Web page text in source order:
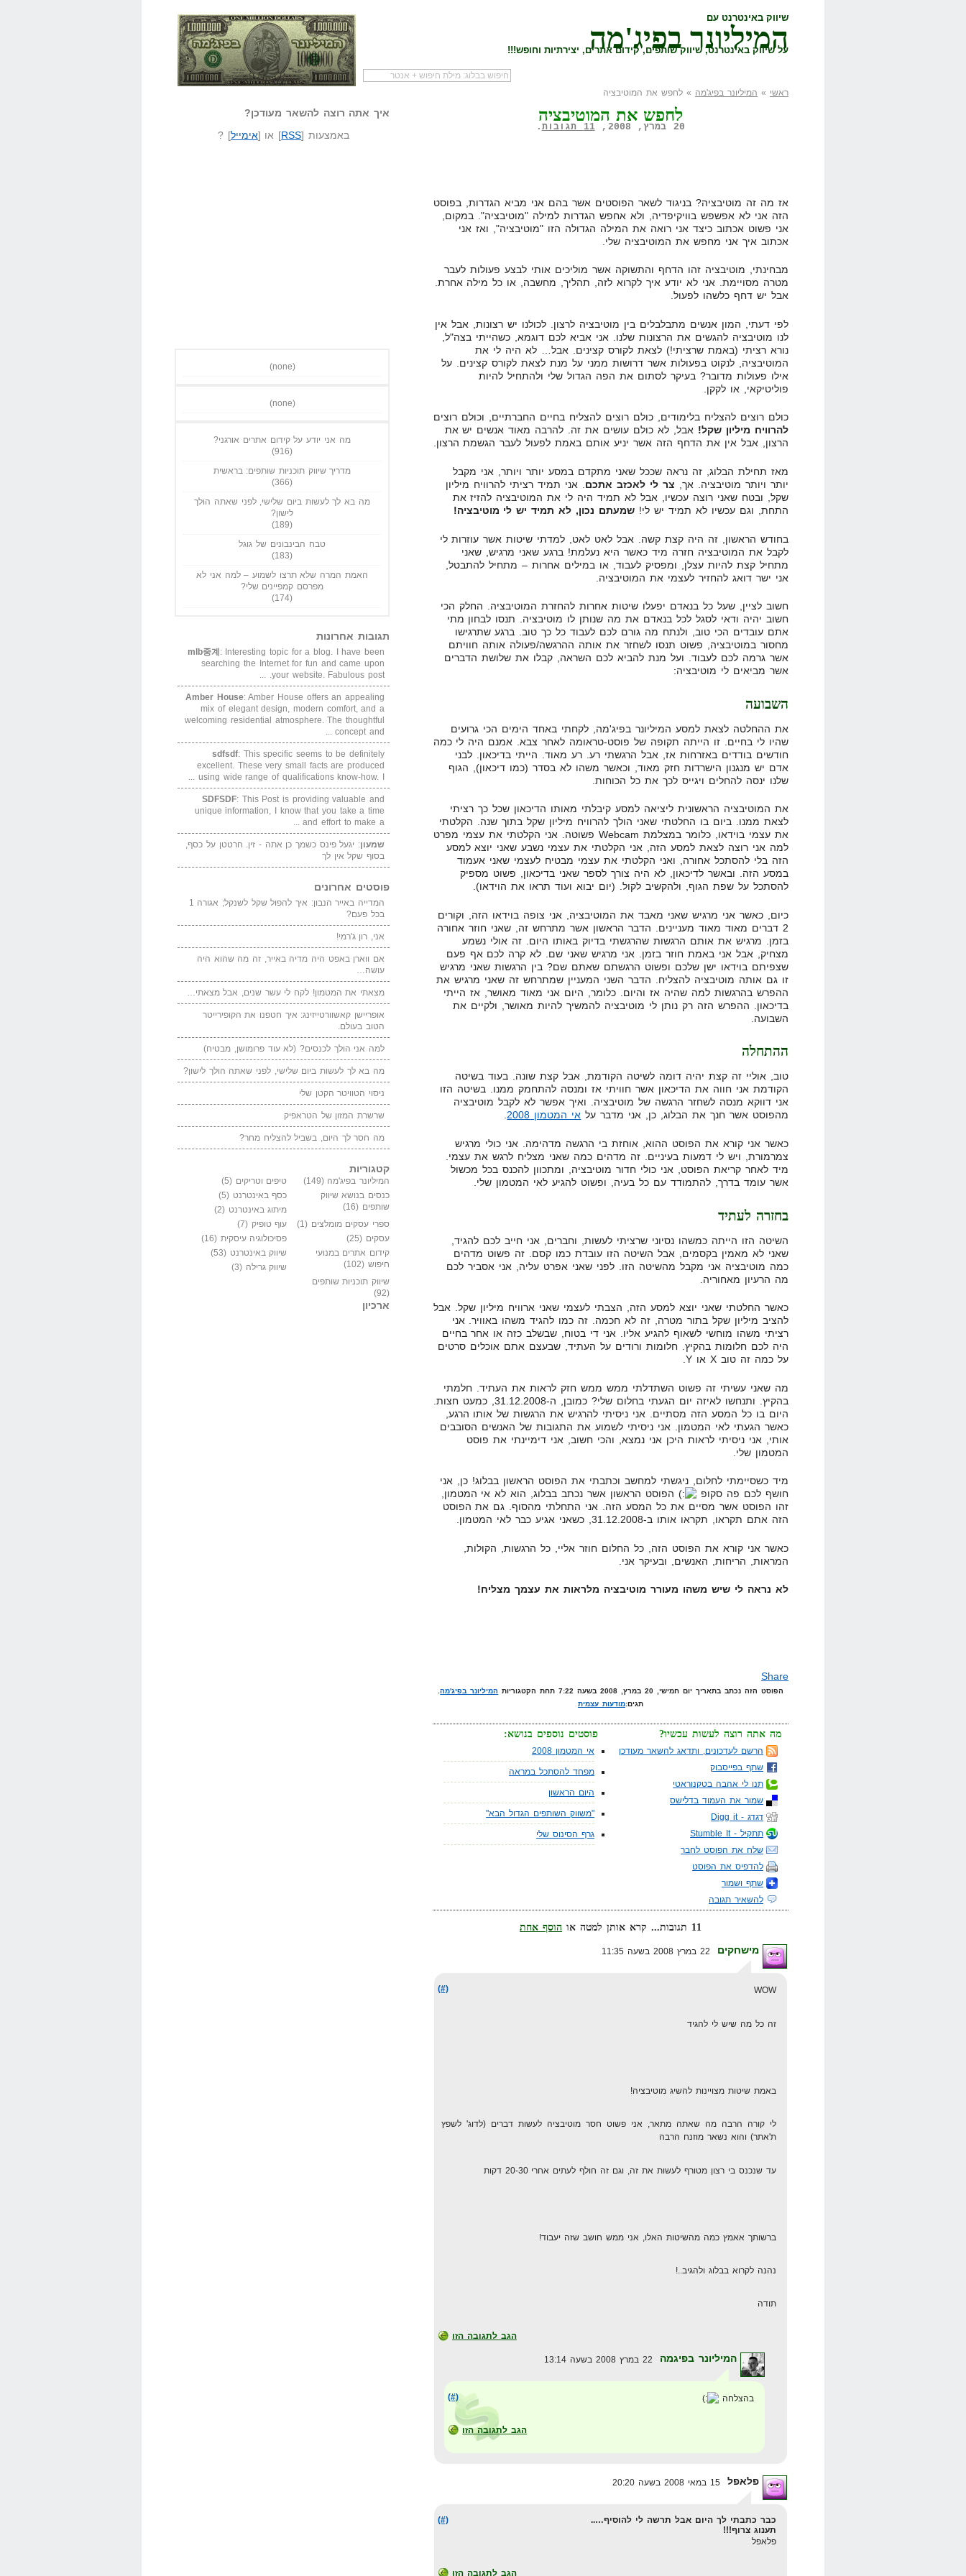
שיווק באינטרנט עם
המיליונר בפיג'מה
על שיווק באינטרנט, שיווק שותפים, קידום אתרים, יצירתיות וחופש!!!
שאל שאלה המיליונר בפיג'מה שיווק שותפים
ראשי » המיליונר בפיג'מה » לחפש את המוטיבציה
לחפש את המוטיבציה
20 במרץ, 2008, 11 תגובות .
אז מה זה מוטיבציה? בניגוד לשאר הפוסטים אשר בהם אני מביא הגדרות, בפוסט
הזה אני לא אפשפש בוויקיפדיה, ולא אחפש הגדרות למילה "מוטיבציה". במקום,
אני פשוט אכתוב כיצד אני רואה את המילה הגדולה הזו "מוטיבציה", ואז אני
אכתוב איך אני מחפש את המוטיבציה שלי.
מבחינתי, מוטיבציה זהו הדחף והתשוקה אשר מוליכים אותי לבצע פעולות לעבר
מטרה מסויימת. אני לא יודע איך לקרוא לזה, תהליך, מחשבה, או כל מילה אחרת.
אבל יש דחף כלשהו לפעול.
לפי דעתי, המון אנשים מתבלבלים בין מוטיבציה לרצון. לכולנו יש רצונות, אבל אין
לנו מוטיבציה להגשים את הרצונות שלנו. אני אביא לכם דוגמא, כשהייתי בצה"ל,
נורא רציתי (באמת שרציתי!) לצאת לקורס קצינים. אבל… לא היה לי את
המוטיבציה, לנקוט בפעולות אשר דרושות ממני על מנת לצאת לקורס קצינים. על
אילו פעולות מדובר? בעיקר לסתום את הפה הגדול שלי ולהתחיל להיות
פוליטיקאי, או לקקן.
כולם רוצים להצליח בלימודים, כולם רוצים להצליח בחיים החברתיים, וכולם רוצים
להרוויח מיליון שקל! אבל, לא כולם עושים את זה. להרבה מאוד אנשים יש את
הרצון, אבל אין את הדחף הזה אשר יניע אותם באמת לפעול לעבר הגשמת הרצון.
מאז תחילת הבלוג, זה נראה שככל שאני מתקדם במסע יותר ויותר, אני מקבל
יותר ויותר מוטיבציה. אך, צר לי לאכזב אתכם . אני תמיד רציתי להרוויח מיליון
שקל, ובטח שאני רוצה עכשיו, אבל לא תמיד היה לי את המוטיבציה להזיז את
התחת, וגם עכשיו לא תמיד יש לי! שמעתם נכון, לא תמיד יש לי מוטיבציה!
בחודש הראשון, זה היה קצת קשה. אבל לאט לאט, למדתי שיטות אשר עוזרות לי
לקבל את המוטיבציה חזרה מיד כאשר היא נעלמת! ברגע שאני מרגיש, שאני
מתחיל קצת להיות עצלן, ומפסיק לעבוד, או במילים אחרות – מתחיל להתבטל,
אני ישר דואג להחזיר לעצמי את המוטיבציה.
חשוב לציין, שעל כל בנאדם יפעלו שיטות אחרות להחזרת המוטיבציה. החלק הכי
חשוב יהיה ודאי לסגל לכל בנאדם את מה שנותן לו מוטיבציה. תנסו לבחון מתי
אתם עובדים הכי טוב, ולנתח מה גורם לכם לעבוד כל כך טוב. ברגע שתרגישו
מחסור במוטיבציה, פשוט תנסו לשחזר את אותה ההרגשה/פעולה אותה חוויתם
אשר גרמה לכם לעבוד. ועל מנת להביא לכם השראה, קבלו את שלושת הדברים
אשר מביאים לי מוטיבציה:
השבועה
את ההחלטה לצאת למסע המיליונר בפיג'מה, לקחתי באחד הימים הכי גרועים
שהיו לי בחיים. זו הייתה תקופה של פוסט-טראומה לאחר צבא. אמנם היה לי כמה
חודשים בודדים באזרחות אז, אבל הרגשתי רע. רע מאוד. הייתי בדיכאון. לבני
אדם יש מנגנון הישרדות חזק מאוד, וכאשר משהו לא בסדר (כמו דיכאון), הגוף
שלנו ינסה להחלים ויגייס לכך את כל הכוחות.
את המוטיבציה הראשונית ליציאה למסע קיבלתי מאותו הדיכאון שכל כך רציתי
לצאת ממנו. ביום בו החלטתי שאני הולך להרוויח מיליון שקל בתוך שנה. הקלטתי
את עצמי בוידאו, כלומר במצלמת Webcam פשוטה. אני הקלטתי את עצמי מפרט
למה אני רוצה לצאת למסע הזה, אני הקלטתי את עצמי נשבע שאני יוצא למסע
הזה בלי להסתכל אחורה, ואני הקלטתי את עצמי מבטיח לעצמי שאני אעמוד
במסע הזה. ובאשר לדיכאון, לא היה צורך לספר שאני בדיכאון, פשוט מספיק
להסתכל על שפת הגוף, ולהקשיב לקול. (יום יבוא ועוד תראו את הוידאו).
כיום, כאשר אני מרגיש שאני מאבד את המוטיבציה, אני צופה בוידאו הזה, וקורים
2 דברים מאוד מאוד מעניינים. הדבר הראשון אשר מתרחש זה, שאני חוזר אחורה
בזמן. מרגיש את אותם הרגשות שהרגשתי בדיוק באותו היום. זה אולי נשמע
מצחיק, אבל אני באמת חוזר בזמן. אני מרגיש שאני שם. לא קרה לכם אף פעם
שצפיתם בוידאו ישן שלכם ופשוט הרגשתם שאתם שם? בין הרגשות שאני מרגיש
זו גם אותה מוטיבציה להצליח. הדבר השני המעניין שמתרחש זה שאני מרגיש את
ההפרש בהרגשות למה שהיה אז והיום. כלומר, היום אני מאוד מאושר, אז הייתי
בדיכאון. ההפרש הזה רק נותן לי מוטיבציה להמשיך להיות מאושר, ולקיים את
השבועה.
ההתחלה
טוב, אוליי זה קצת יהיה דומה לשיטה הקודמת, אבל קצת שונה. בעוד בשיטה
הקודמת אני חווה את הדיכאון אשר חוויתי אז ומנסה להתחמק ממנו. בשיטה הזו
אני דווקא מנסה לשחזר הרגשה של מוטיבציה. ואיך אפשר לא לקבל מוטיבציה
מהפוסט אשר חנך את הבלוג, כן, אני מדבר על אי המטמון 2008 .
כאשר אני קורא את הפוסט ההוא, אוחזת בי הרגשה מדהימה. אני כולי מרגיש
צמרמורת, ויש לי דמעות בעיניים. זה מדהים כמה שאני מצליח לרגש את עצמי.
מיד לאחר קריאת הפוסט, אני כולי חדור מוטיבציה, ומתכוון להכנס בכל מכשול
אשר עומד בדרך, להתמודד עם כל בעיה, ופשוט להגיע לאי המטמון שלי.
בחזרה לעתיד
השיטה הזו הייתה כמשהו נסיוני שרציתי לעשות, וחברים, אני חייב לכם להגיד,
שאני לא מאמין בקסמים, אבל השיטה הזו עובדת כמו קסם. זה פשוט מדהים
כמה מוטיבציה אני מקבל מהשיטה הזו. לפני שאני אפרט עליה, אני אסביר לכם
מה הרעיון מאחוריה.
כאשר החלטתי שאני יוצא למסע הזה, הצבתי לעצמי שאני ארוויח מיליון שקל. אבל
להציב מיליון שקל בתור מטרה, זה לא חכמה. זה כמו להגיד משהו באוויר. אני
רציתי משהו מוחשי לשאוף להגיע אליו. אני די בטוח, שבשלב כזה או אחר בחיים
היה לכם חלומות בהקיץ. חלומות ורודים על העתיד, שבעצם אתם אוכלים סרטים
על כמה זה טוב X או Y.
מה שאני עשיתי זה פשוט השתדלתי ממש ממש חזק לראות את העתיד. חלמתי
בהקיץ. ותנחשו לאיזה יום הגעתי בחלום שלי? כמובן, ה-31.12.2008, כמעט חצות.
היום בו כל המסע הזה מסתיים. אני ניסיתי להרגיש את הרגשות של אותו הרגע,
כאשר הגעתי לאי המטמון. אני ניסיתי לשמוע את התגובות של האנשים הסובבים
אותי, אני ניסיתי לראות היכן אני נמצא, והכי חשוב, אני דימיינתי את פוסט
המטמון שלי.
מיד כשסיימתי לחלום, ניגשתי למחשב וכתבתי את הפוסט הראשון בבלוג! כן, אני
חושף לכם פה סקופ
הפוסט הראשון אשר נכתב בבלוג, הוא לא אי המטמון,
זהו הפוסט אשר מסיים את כל המסע הזה. אני התחלתי מהסוף. גם את הפוסט
הזה אתם תקראו, תקראו אותו ב-31.12.2008, כשאני אגיע כבר לאי המטמון.
כאשר אני קורא את הפוסט הזה, כל החלום חוזר אליי, כל הרגשות, הקולות,
המראות, הריחות, האנשים, ובעיקר אני.
לא נראה לי שיש משהו מעורר מוטיבציה מלראות את עצמך מצליח!
Share
הפוסט הזה נכתב בתאריך יום חמישי, 20 במרץ, 2008 בשעה 7:22 תחת הקטגוריות המיליונר בפיג'מה.
תגים:מודעות עצמית
פוסטים נוספים בנושא:
אי המטמון 2008
מפחד להסתכל במראה
היום הראשון
"משווק השותפים הגדול הבא"
גרף הסינוס שלי
מה אתה רוצה לעשות עכשיו?
הרשם לעדכונים, ותדאג להשאר מעודכן
שתף בפייסבוק
תנו לי אהבה בטקנוראטי
שמור את העמוד בדלישס
דגדג - Digg it
תתקיל - Stumble It
שלח את הפוסט לחבר
להדפיס את הפוסט
שתף ושמור
להשאיר תגובה
11 תגובות... קרא אותן למטה או
הוסף אחת
מישחקים
(#) WOW
זה כל מה שיש לי להגיד
באמת שיטות מצויינות להשיג מוטיבציה!
לי קורה הרבה מה שאתה מתאר, אני פשוט חסר מוטיבציה לעשות דברים (לדוג' לשפץ
ת'אתר) והוא נשאר מוזנח הרבה
עד שנכנס בי רצון מטורף לעשות את זה, וגם זה חולף לעתים אחרי 20-30 דקות
ברשותך אאמץ כמה מהשיטות האלו, אני ממש חושב שזה יעבוד!
נהנה לקרוא בבלוג ולהגיב..!
תודה
הגב לתגובה הזו
המיליונר בפיגמה
(#) בהצלחה
הגב לתגובה הזו
פלאפל
(#)
כבר כתבתי לך היום אבל תרשה לי להוסיף…..
תענוג צרוף!!!
פלאפל
הגב לתגובה הזו
איך אתה רוצה להשאר מעודכן?
באמצעות [RSS] או [אימייל] ?
(none)
(none)
מה אני יודע על קידום אתרים אורגני?
(916)
מדריך שיווק תוכניות שותפים: בראשית
(366)
מה בא לך לעשות ביום שלישי, לפני שאתה הולך
לישון?
(189)
טבח הבינבונים של גוגל
(183)
האמת המרה שלא תרצו לשמוע – למה אני לא
מפרסם קמפיינים שלי?
(174)
תגובות אחרונות
mlb중계 : Interesting topic for a blog. I have been
searching the Internet for fun and came upon
your website. Fabulous post. ...
Amber House: Amber House offers an appealing
mix of elegant design, modern comfort, and a
welcoming residential atmosphere. The thoughtful
concept and ...
sdfsdf: This specific seems to be definitely
excellent. These very small facts are produced
using wide range of qualifications know-how. I ...
SDFSDF: This Post is providing valuable and
unique information, I know that you take a time
and effort to make a ...
שמעון: יגעל פינס כשמך כן אתה - זין. חרטטן על כסף,
בסוף שקל אין לך
פוסטים אחרונים
המדייה באייר הנבון: איך להפול שקל לשנקל; אגורה 1
בכל פעם?
אני, רון ג'רמי!
אם ווארן באפט היה מדיה באייר, זה מה שהוא היה
עושה…
מצאתי את המטמון! לקח לי עשר שנים, אבל מצאתי…
אופריישן קאשוורטייזינג: איך חטפנו את הקופירייטר
הטוב בעולם.
למה אני הולך לכנסים? (לא עוד פרומושן, מבטיח)
מה בא לך לעשות ביום שלישי, לפני שאתה הולך לישון?
ניסוי הטוויטר הקטן שלי
שרשרת המזון של הטראפיק
מה חסר לך היום, בשביל להצליח מחר?
קטגוריות
המיליונר בפיג'מה (149) טיפים וטריקים (5)
כנסים בנושא שיווק
שותפים (16)
כסף באינטרנט (5)
מיתוג באינטרנט (2)
ספרי עסקים מומלצים (1) עוף טופיק (7)
עסקים (25) פסיכולוגיה עיסקית (16)
קידום אתרים במנועי
חיפוש (102)
שיווק באינטרנט (53)
שיווק גרילה (3)
שיווק תוכניות שותפים
(92)
ארכיון